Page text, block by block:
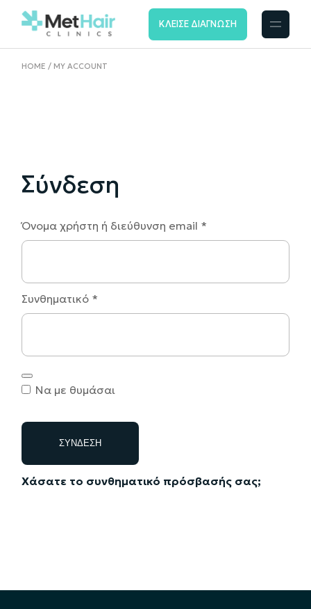
ΚΛΕΙΣΕ ΔΙΑΓΝΩΣΗ
HOME MY ACCOUNT
Σύνδεση
Όνομα χρήστη ή διεύθυνση email *
Συνθηματικό *
Να με θυμάσαι
ΣΎΝΔΕΣΗ
Χάσατε το συνθηματικό πρόσβασής σας;